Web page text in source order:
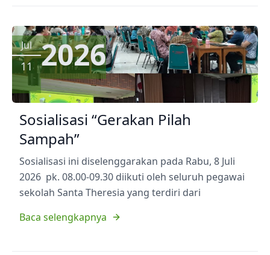
Jul
11 2026
Sosialisasi “Gerakan Pilah
Sampah”
Sosialisasi ini diselenggarakan pada Rabu, 8 Juli
2026 pk. 08.00-09.30 diikuti oleh seluruh pegawai
sekolah Santa Theresia yang terdiri dari
Baca selengkapnya